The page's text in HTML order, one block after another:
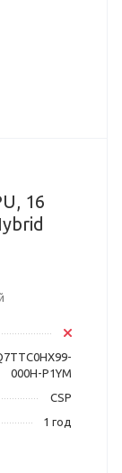
16
000H-P1YM
CSP
1 год